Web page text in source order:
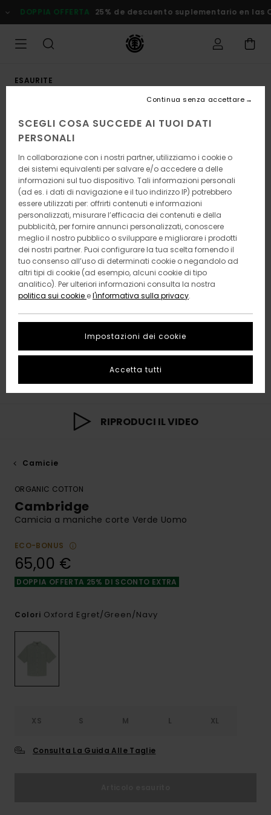
alle
informazioni
prodotto
DOPPIA OFFERTA 25% de descuento suplementario en las
ESAURITE
RIPRODUCI IL VIDEO
Camicie
ORGANIC COTTON
Cambridge
Camicia a maniche corte Verde Uomo
ECO-BONUS
65,00 €
DOPPIA OFFERTA 25% DI SCONTO EXTRA
Colori Oxford Egret/green/navy
XS S M L XL
Consulta La Guida Alle Taglie
SCEGLI COSA SUCCEDE AI TUOI DATI
PERSONALI
In collaborazione con i nostri partner, utilizziamo i cookie o
dei sistemi equivalenti per salvare e/o accedere a delle
informazioni sul tuo dispositivo. Tali informazioni personali
(ad es. i dati di navigazione e il tuo indirizzo IP) potrebbero
essere utilizzati per: offrirti contenuti e informazioni
personalizzati, misurare l’efficacia dei contenuti e della
pubblicità, per fornire annunci personalizzati, conoscere
meglio il nostro pubblico o sviluppare e migliorare i prodotti
dei nostri partner. Puoi configurare la tua scelta fornendo il
tuo consenso all’uso di determinati cookie o negandolo ad
altri tipi di cookie (ad esempio, alcuni cookie di tipo
analitico). Per ulteriori informazioni consulta la nostra
politica sui cookie el'informativa sulla privacy.
Impostazioni dei cookie
Continua senza accettare
Accetta tutti